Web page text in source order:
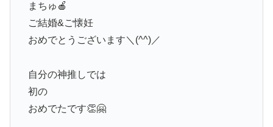
まちゅ🍎
ご結婚&ご懐妊
おめでとうございます＼(^^)／
自分の神推しでは
初の
おめでたです👏🤗